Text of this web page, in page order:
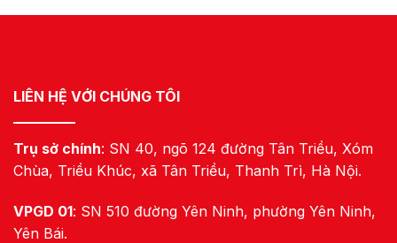
LIÊN HỆ VỚI CHÚNG TÔI
Trụ sở chính: SN 40, ngõ 124 đường Tân Triều, Xóm
Chùa, Triều Khúc, xã Tân Triều, Thanh Trì, Hà Nội.
VPGD 01: SN 510 đường Yên Ninh, phường Yên Ninh,
Yên Bái.